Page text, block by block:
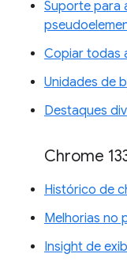
Suporte para
Copiar todas
Unidades de
Destaques
Chrome
Histórico de
Melhorias no
Insight de